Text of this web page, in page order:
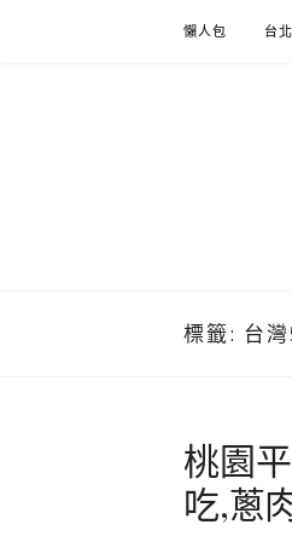
懶人包 台北
標籤: 台
桃園
吃,蔥